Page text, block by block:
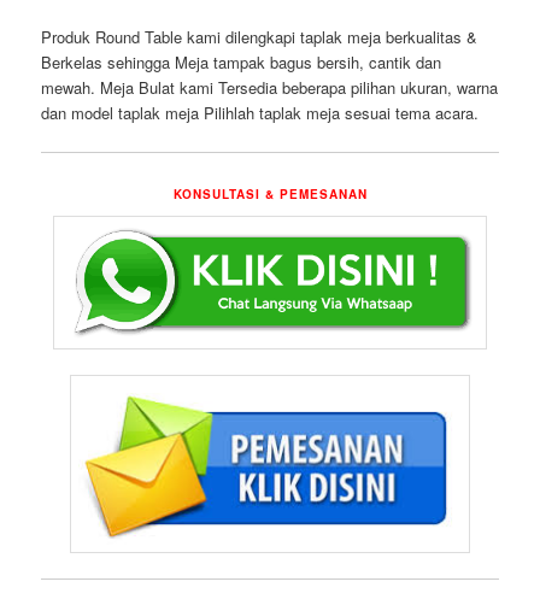
Produk Round Table kami dilengkapi taplak meja berkualitas &
Berkelas sehingga Meja tampak bagus bersih, cantik dan
mewah. Meja Bulat kami Tersedia beberapa pilihan ukuran, warna
dan model taplak meja Pilihlah taplak meja sesuai tema acara.
KONSULTASI & PEMESANAN